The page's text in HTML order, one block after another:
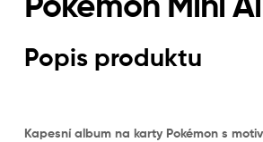
Popis produktu
Kapesní album na karty Pokémon s